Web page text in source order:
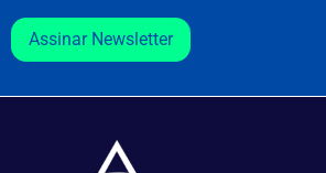
Assinar Newsletter